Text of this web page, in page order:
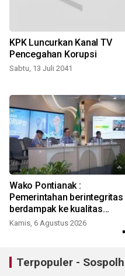
KPK Luncurkan Kanal TV
Pencegahan Korupsi
Sabtu, 13 Juli 2041
Wako Pontianak :
Pemerintahan berintegritas
berdampak ke kualitas
pelayanan warga
Kamis, 6 Agustus 2026
Terpopuler -